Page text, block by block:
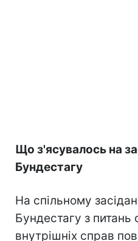
Що з'ясувалось на
Бундестагу
На спільному
Бундестагу з питань
внутрішніх справ